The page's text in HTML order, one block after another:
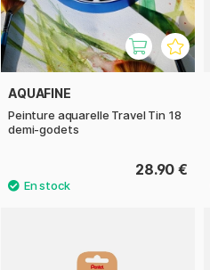
AQUAFINE
Peinture aquarelle Travel Tin 18
demi-godets
28.90 €